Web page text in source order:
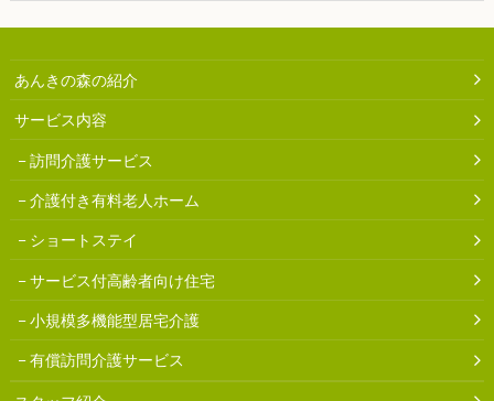
あんきの森の紹介
サービス内容
訪問介護サービス
介護付き有料老人ホーム
ショートステイ
サービス付高齢者向け住宅
小規模多機能型居宅介護
有償訪問介護サービス